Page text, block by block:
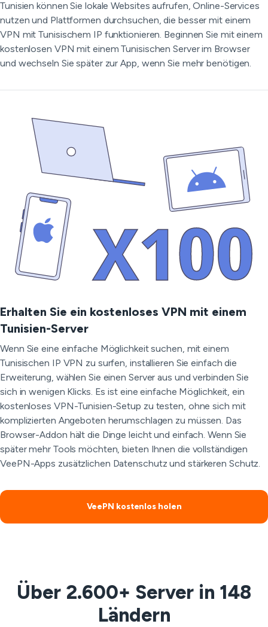
Tunisien können Sie lokale Websites aufrufen, Online-Services
nutzen und Plattformen durchsuchen, die besser mit einem
VPN mit Tunisischem IP funktionieren. Beginnen Sie mit einem
kostenlosen VPN mit einem Tunisischen Server im Browser
und wechseln Sie später zur App, wenn Sie mehr benötigen.
Erhalten Sie ein kostenloses VPN mit einem
Tunisien-Server
Wenn Sie eine einfache Möglichkeit suchen, mit einem
Tunisischen IP VPN zu surfen, installieren Sie einfach die
Erweiterung, wählen Sie einen Server aus und verbinden Sie
sich in wenigen Klicks. Es ist eine einfache Möglichkeit, ein
kostenloses VPN-Tunisien-Setup zu testen, ohne sich mit
komplizierten Angeboten herumschlagen zu müssen. Das
Browser-Addon hält die Dinge leicht und einfach. Wenn Sie
später mehr Tools möchten, bieten Ihnen die vollständigen
VeePN-Apps zusätzlichen Datenschutz und stärkeren Schutz.
VeePN kostenlos holen
Über 2.600+ Server in 148
Ländern